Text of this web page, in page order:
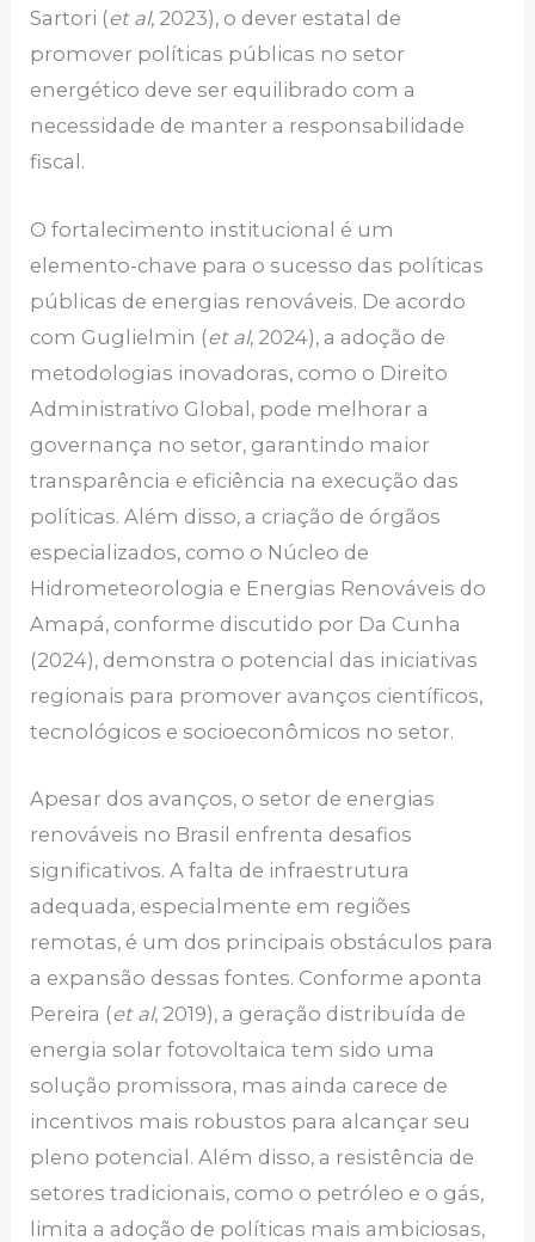
Sartori (et al, 2023), o dever estatal de
promover políticas públicas no setor
energético deve ser equilibrado com a
necessidade de manter a responsabilidade
fiscal.
O fortalecimento institucional é um
elemento-chave para o sucesso das políticas
públicas de energias renováveis. De acordo
com Guglielmin (et al, 2024), a adoção de
metodologias inovadoras, como o Direito
Administrativo Global, pode melhorar a
governança no setor, garantindo maior
transparência e eficiência na execução das
políticas. Além disso, a criação de órgãos
especializados, como o Núcleo de
Hidrometeorologia e Energias Renováveis do
Amapá, conforme discutido por Da Cunha
(2024), demonstra o potencial das iniciativas
regionais para promover avanços científicos,
tecnológicos e socioeconômicos no setor.
Apesar dos avanços, o setor de energias
renováveis no Brasil enfrenta desafios
significativos. A falta de infraestrutura
adequada, especialmente em regiões
remotas, é um dos principais obstáculos para
a expansão dessas fontes. Conforme aponta
Pereira (et al, 2019), a geração distribuída de
energia solar fotovoltaica tem sido uma
solução promissora, mas ainda carece de
incentivos mais robustos para alcançar seu
pleno potencial. Além disso, a resistência de
setores tradicionais, como o petróleo e o gás,
limita a adoção de políticas mais ambiciosas,